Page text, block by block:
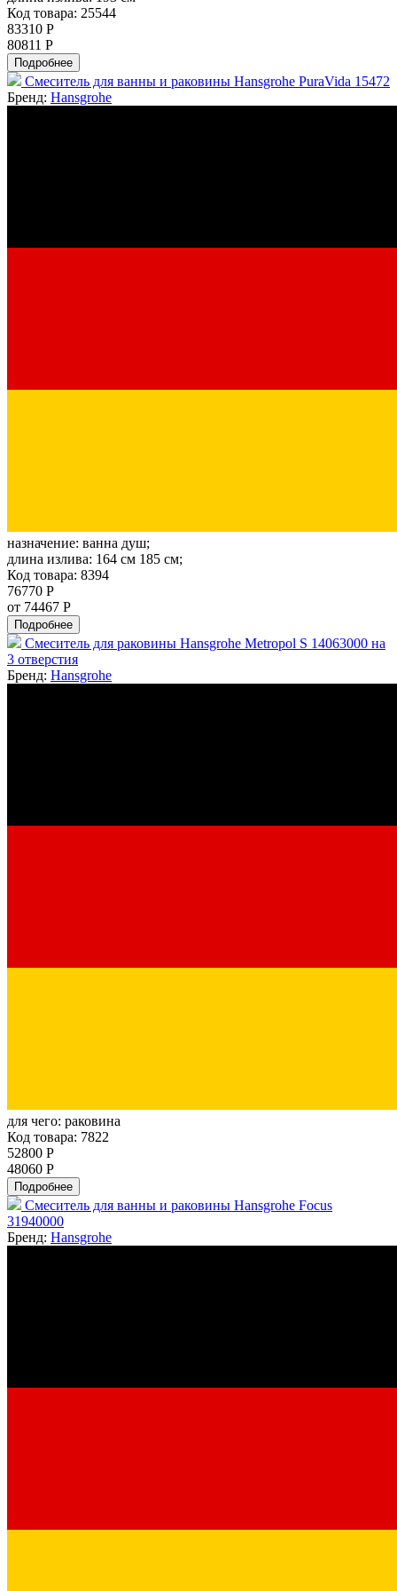
Код товара: 25544
83310 Р
80811 Р
Подробнее
Смеситель для ванны и раковины Hansgrohe PuraVida 15472
Бренд: Hansgrohe
назначение: ванна душ;
длина излива: 164 см 185 см;
Код товара: 8394
76770 Р
от 74467 Р
Подробнее
Смеситель для раковины Hansgrohe Metropol S 14063000 на
3 отверстия
Бренд: Hansgrohe
для чего: раковина
Код товара: 7822
52800 Р
48060 Р
Подробнее
Смеситель для ванны и раковины Hansgrohe Focus
31940000
Бренд: Hansgrohe